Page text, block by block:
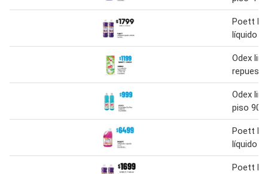
Poett
líquido
Odex
Odex
piso 900
Poett
líquido
Poett